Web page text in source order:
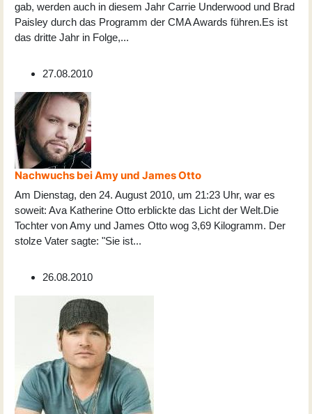
gab, werden auch in diesem Jahr Carrie Underwood und Brad
Paisley durch das Programm der CMA Awards führen.Es ist
das dritte Jahr in Folge,...
27.08.2010
Nachwuchs bei Amy und James Otto
Am Dienstag, den 24. August 2010, um 21:23 Uhr, war es
soweit: Ava Katherine Otto erblickte das Licht der Welt.Die
Tochter von Amy und James Otto wog 3,69 Kilogramm. Der
stolze Vater sagte: "Sie ist...
26.08.2010